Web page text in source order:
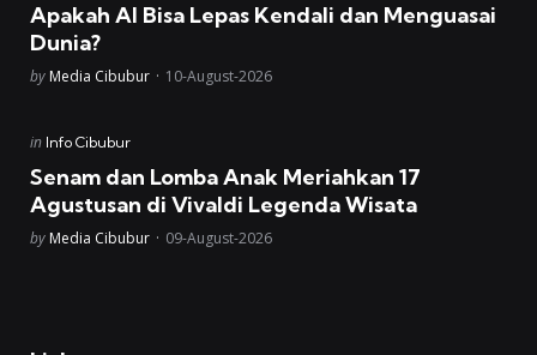
Apakah AI Bisa Lepas Kendali dan Menguasai
Dunia?
Posted
by Media Cibubur 10-August-2026
Posted
in Info Cibubur
Senam dan Lomba Anak Meriahkan 17
Agustusan di Vivaldi Legenda Wisata
Posted
by Media Cibubur 09-August-2026